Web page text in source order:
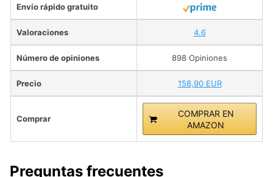
Envío rápido gratuito
Valoraciones 4.6
Número de opiniones 898 Opiniones
Precio 158,90 EUR
Comprar
COMPRAR EN
AMAZON
Preguntas frecuentes